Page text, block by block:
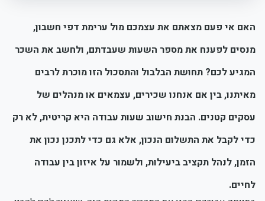
האם אי פעם מצאתם את עצמכם מול ערימת דפי חשבון,
מנסים לפענח את מספר השעות שעבדתם, ולחשב את השכר
המגיע לכם? תחושת הבלבול והתסכול הזו מוכרת לרבים
מאיתנו, בין אם אנחנו שכירים, עצמאים או מנהלים של
עסקים קטנים. הבנת חישוב שעות עבודה היא קריטית, לא רק
כדי לקבל את התשלום הנכון, אלא גם כדי לתכנן נכון את
הזמן, לנהל תקציב ביעילות, ולשמור על איזון בין עבודה
לחיים.